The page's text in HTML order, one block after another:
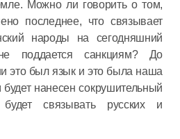
Можно ли говорить о том,
последнее, что связывает
народы на сегодняшний
поддается санкциям? До
это был язык и это была наша
нанесен сокрушительный
связывать русских и